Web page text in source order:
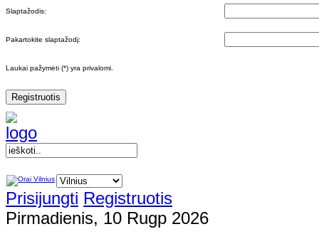
Slaptažodis:
Pakartokite slaptažodį:
Laukai pažymėti (*) yra privalomi.
Registruotis
Prisijungti Registruotis
Pirmadienis, 10 Rugp 2026